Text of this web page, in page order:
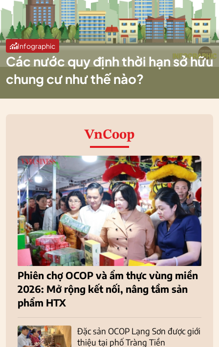
Infographic
Các nước quy định thời hạn sở hữu
chung cư như thế nào?
VnCoop
Phiên chợ OCOP và ẩm thực vùng miền
2026: Mở rộng kết nối, nâng tầm sản
phẩm HTX
Đặc sản OCOP Lạng Sơn được giới
thiệu tại phố Tràng Tiền